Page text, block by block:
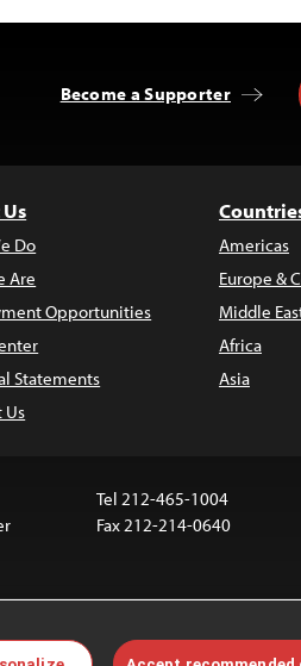
Become a Supporter
Do
Are
Opportunities
Statements
Us
Americas
Europe &
Middle
Africa
Asia
Tel 212-465-1004
Fax 212-214-0640